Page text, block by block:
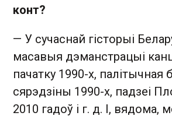
конт?
— У сучаснай гісторыі
масавыя дэманстрацыі
пачатку 1990-х, палітычная
сярэдзіны 1990-х, падзеі
2010 гадоў і г. д. І, вядома,